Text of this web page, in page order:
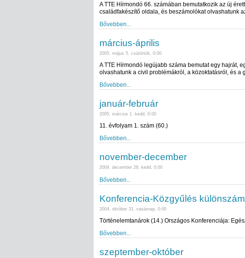
A TTE Hírmondó 66. számában bemutatkozik az új
családfakészítő oldala, és beszámolókat olvashatunk
Bővebben...
március-április
2005. május 5. csütörtök, 0:00
A TTE Hírmondó legújabb száma bemutat egy hajrát,
olvashatunk a civil problémákról, a közoktatásról, és a
Bővebben...
január-február
2005. március 1. kedd, 0:00
11. évfolyam 1. szám (60.)
Bővebben...
november-december
2004. december 28. kedd, 0:00
Bővebben...
Konferencia-Közgyűlés különszám
2004. október 31. vasárnap, 0:00
Történelemtanárok (14.) Országos Konferenciája:
Bővebben...
szeptember-október